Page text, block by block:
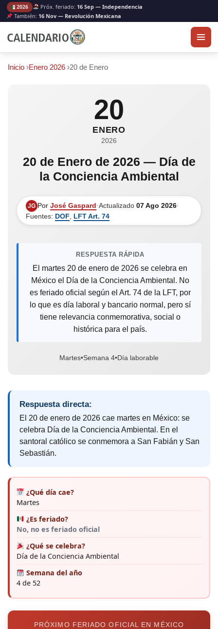
2026 Próx. feriado: 16 Sep — Independencia
También: 16 Nov — Revolución Mexicana
Inicio ›Enero 2026 ›20 de Enero
20
ENERO
2026
20 de Enero de 2026 — Día de
la Conciencia Ambiental
JG Por José Gaspard·Actualizado 07 Ago 2026·
Fuentes: DOF LFT Art. 74
RESPUESTA RÁPIDA
El martes 20 de enero de 2026 se celebra en
México el Día de la Conciencia Ambiental. No
es feriado oficial según el Art. 74 de la LFT, por
lo que es día laboral y bancario normal, pero sí
tiene relevancia conmemorativa, social o
histórica para el país.
Martes•Semana 4•Día laborable
Respuesta directa:
El 20 de enero de 2026 cae martes en México: se
celebra Día de la Conciencia Ambiental. En el
santoral católico se conmemora a San Fabián y San
Sebastián.
¿Qué día cae?
Martes
¿Es feriado?
No, no es feriado oficial
¿Qué se celebra?
Día de la Conciencia Ambiental
Semana del año
4 de 52
PRÓXIMO FERIADO OFICIAL EN MÉXICO